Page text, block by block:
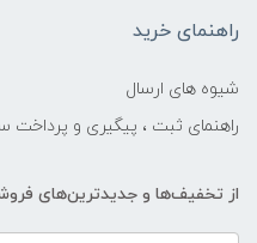
راهنمای خرید
شیوه های ارسال
راهنمای ثبت ، پیگیری و پرداخت
از تخفیف‌ها و جدیدترین‌های